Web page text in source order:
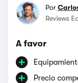
Por
Reviews
A favor
Precio